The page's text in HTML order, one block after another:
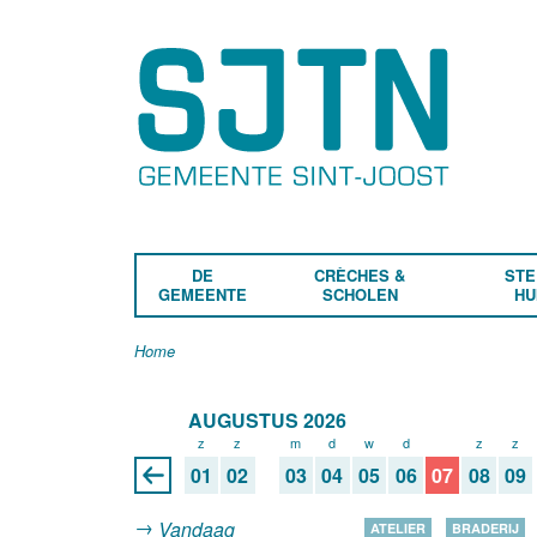
DE
GEMEENTE
CRÈCHES &
SCHOLEN
Home
AUGUSTUS 2026
z
01
z
02
m
03
d
04
w
05
d
06 07
z
08
z
09
Vandaag
ATELIER BRADERIJ